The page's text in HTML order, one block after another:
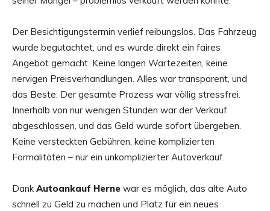
Der Besichtigungstermin verlief reibungslos. Das Fahrzeug
wurde begutachtet, und es wurde direkt ein faires
Angebot gemacht. Keine langen Wartezeiten, keine
nervigen Preisverhandlungen. Alles war transparent, und
das Beste: Der gesamte Prozess war völlig stressfrei.
Innerhalb von nur wenigen Stunden war der Verkauf
abgeschlossen, und das Geld wurde sofort übergeben.
Keine versteckten Gebühren, keine komplizierten
Formalitäten – nur ein unkomplizierter Autoverkauf.
DankAutoankauf Herne war es möglich, das alte Auto
schnell zu Geld zu machen und Platz für ein neues